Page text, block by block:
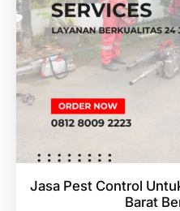
Jasa Pest Control
Barat